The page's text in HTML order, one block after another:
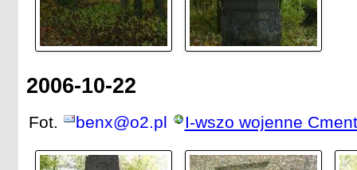
2006-10-22
Fot. benx@o2.pl I-wszo wojenne